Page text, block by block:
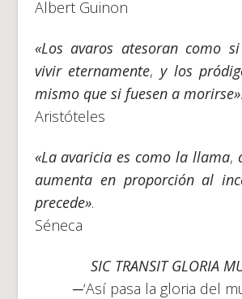
Albert Guinon
«Los avaros atesoran como
vivir eternamente, y los
mismo que si fuesen a morirse».
Aristóteles
«La avaricia es como la llama,
aumenta en proporción al
precede».
Séneca
SIC TRANSIT GLORIA
─‘Así pasa la gloria del